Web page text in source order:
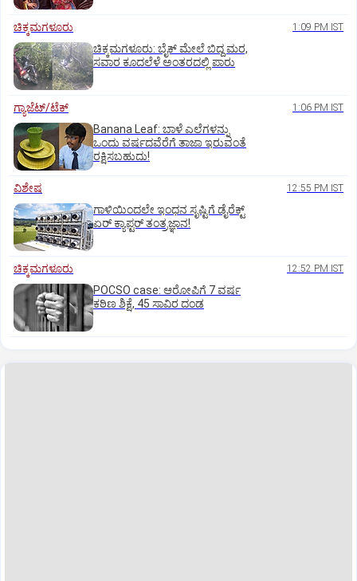
ಚಿಕ್ಕಮಗಳೂರು 1:09 PM IST
ಚಿಕ್ಕಮಗಳೂರು: ಬೈಕ್ ಮೇಲೆ ಬಿದ್ದ ಮರ,
ಸವಾರ ಕೂದಲೆಳೆ ಅಂತರದಲ್ಲಿ ಪಾರು
ಗ್ಯಾಜೆಟ್/ಟೆಕ್ 1:06 PM IST
Banana Leaf: ಬಾಳೆ ಎಲೆಗಳನ್ನು
ಒಂದು ವರ್ಷದವೆರೆಗೆ ತಾಜಾ ಇರುವಂತೆ
ರಕ್ಷಿಸಬಹುದು!
ವಿಶೇಷ 12:55 PM IST
ಗಾಳಿಯಿಂದಲೇ ಇಂಧನ ಸೃಷ್ಟಿಗೆ ಡೈರೆಕ್ಟ್
ಏರ್‌ ಕ್ಯಾಪ್ಟರ್ ತಂತ್ರಜ್ಞಾನ!
ಚಿಕ್ಕಮಗಳೂರು 12:52 PM IST
POCSO case: ಆರೋಪಿಗೆ 7 ವರ್ಷ
ಕಠಿಣ ಶಿಕ್ಷೆ, 45 ಸಾವಿರ ದಂಡ